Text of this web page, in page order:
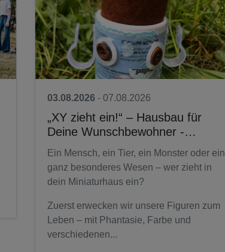
03.08.2026 - 07.08.2026
„XY zieht ein!“ – Hausbau für
Deine Wunschbewohner -
Ausgebucht
Ein Mensch, ein Tier, ein Monster oder ein
ganz besonderes Wesen – wer zieht in
dein Miniaturhaus ein?
Zuerst erwecken wir unsere Figuren zum
Leben – mit Phantasie, Farbe und
verschiedenen...